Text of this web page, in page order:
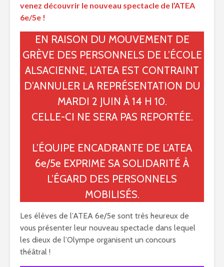
venez découvrir le nouveau spectacle de l’ATEA
6e/5e !
EN RAISON DU MOUVEMENT DE
GRÈVE DES PERSONNELS DE L’ÉCOLE
ALSACIENNE, L’ATEA EST CONTRAINT
D’ANNULER LA REPRÉSENTATION DU
MARDI 2 JUIN À 14 H 10.
CELLE-CI NE SERA PAS REPORTÉE.
L’ÉQUIPE ENCADRANTE DE L’ATEA
6e/5e EXPRIME SA SOLIDARITÉ À
L’ÉGARD DES PERSONNELS
MOBILISÉS.
Les élèves de l’ATEA 6e/5e sont très heureux de
vous présenter leur nouveau spectacle dans lequel
les dieux de l’Olympe organisent un concours
théâtral !